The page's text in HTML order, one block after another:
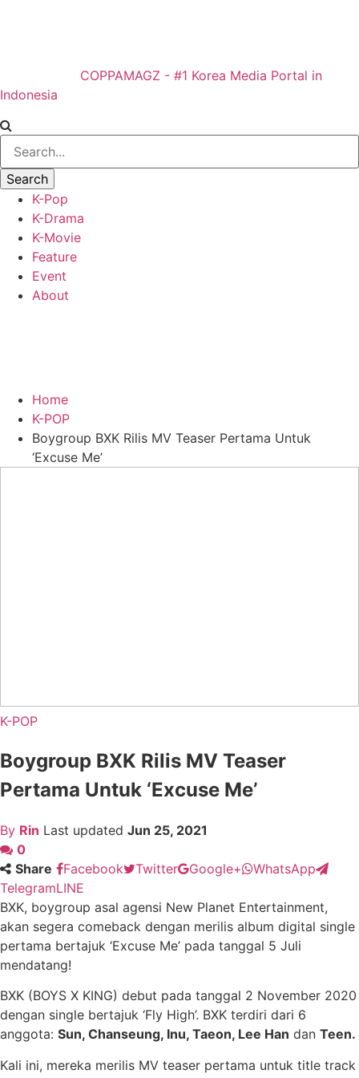
COPPAMAGZ - #1 Korea Media Portal in
Indonesia
K-Pop
K-Drama
K-Movie
Feature
Event
About
Home
K-POP
Boygroup BXK Rilis MV Teaser Pertama Untuk
‘Excuse Me’
K-POP
Boygroup BXK Rilis MV Teaser
Pertama Untuk ‘Excuse Me’
By Rin Last updated Jun 25, 2021
0
Share
Facebook Twitter Google+
WhatsApp
TelegramLINE
BXK, boygroup asal agensi New Planet Entertainment,
akan segera comeback dengan merilis album digital single
pertama bertajuk ‘Excuse Me’ pada tanggal 5 Juli
mendatang!
BXK (BOYS X KING) debut pada tanggal 2 November 2020
dengan single bertajuk ‘Fly High’. BXK terdiri dari 6
anggota: Sun, Chanseung, Inu, Taeon, Lee Han dan Teen.
Kali ini, mereka merilis MV teaser pertama untuk title track